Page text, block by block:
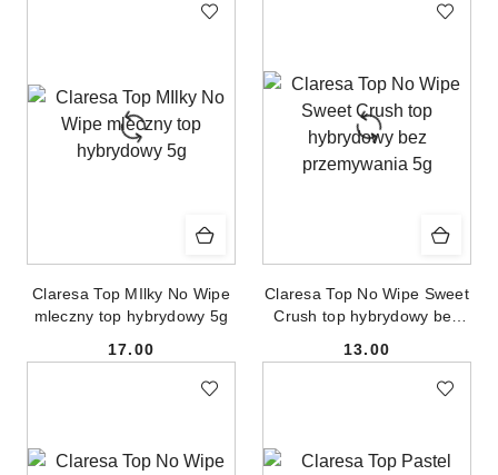
Claresa Top MIlky No Wipe
mleczny top hybrydowy 5g
Cena:
17.00
Claresa Top No Wipe Sweet
Crush top hybrydowy bez
Cena:
13.00